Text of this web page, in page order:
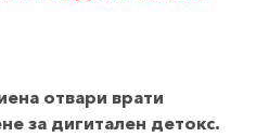
отвари врати
за дигитален детокс.